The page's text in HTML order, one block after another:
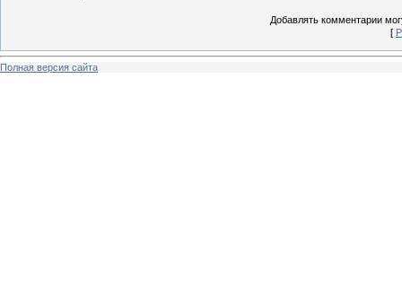
Добавлять комментарии
[
Полная версия сайта